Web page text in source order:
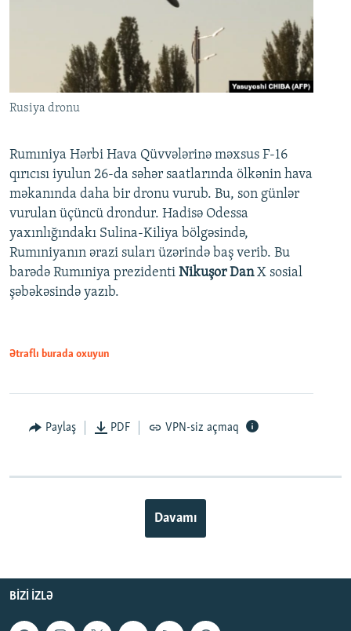
Rusiya dronu
Rumıniya Hərbi Hava Qüvvələrinə məxsus F-16
qırıcısı iyulun 26-da səhər saatlarında ölkənin hava
məkanında daha bir dronu vurub. Bu, son günlər
vurulan üçüncü drondur. Hadisə Odessa
yaxınlığındakı Sulina-Kiliya bölgəsində,
Rumıniyanın ərazi suları üzərində baş verib. Bu
barədə Rumıniya prezidenti Nikuşor DanX sosial
şəbəkəsində yazıb.
Ətraflı burada oxuyun
Paylaş PDF VPN-siz açmaq
Davamı
BIZI IZLƏ